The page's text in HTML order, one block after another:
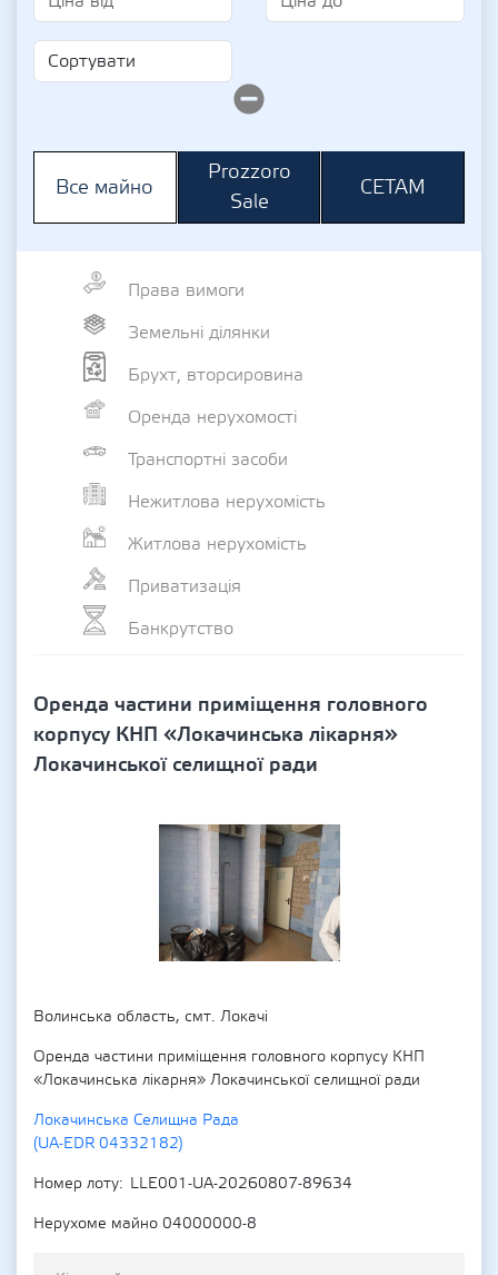
Все майно
Prozzoro
Sale
СЕТАМ
Права вимоги
Земельні ділянки
Брухт, вторсировина
Оренда нерухомості
Транспортні засоби
Нежитлова нерухомість
Житлова нерухомість
Приватизація
Банкрутство
Оренда частини приміщення головного
корпусу КНП «Локачинська лікарня»
Локачинської селищної ради
Волинська область, cмт. Локачі
Оренда частини приміщення головного корпусу КНП
«Локачинська лікарня» Локачинської селищної ради
Локачинська Селищна Рада
(UA-EDR 04332182)
Номер лоту
LLE001-UA-20260807-89634
Нерухоме майно 04000000-8